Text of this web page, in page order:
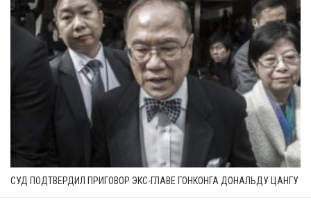
СУД ПОДТВЕРДИЛ ПРИГОВОР ЭКС-ГЛАВЕ ГОНКОНГА ДОНАЛЬДУ ЦАНГУ